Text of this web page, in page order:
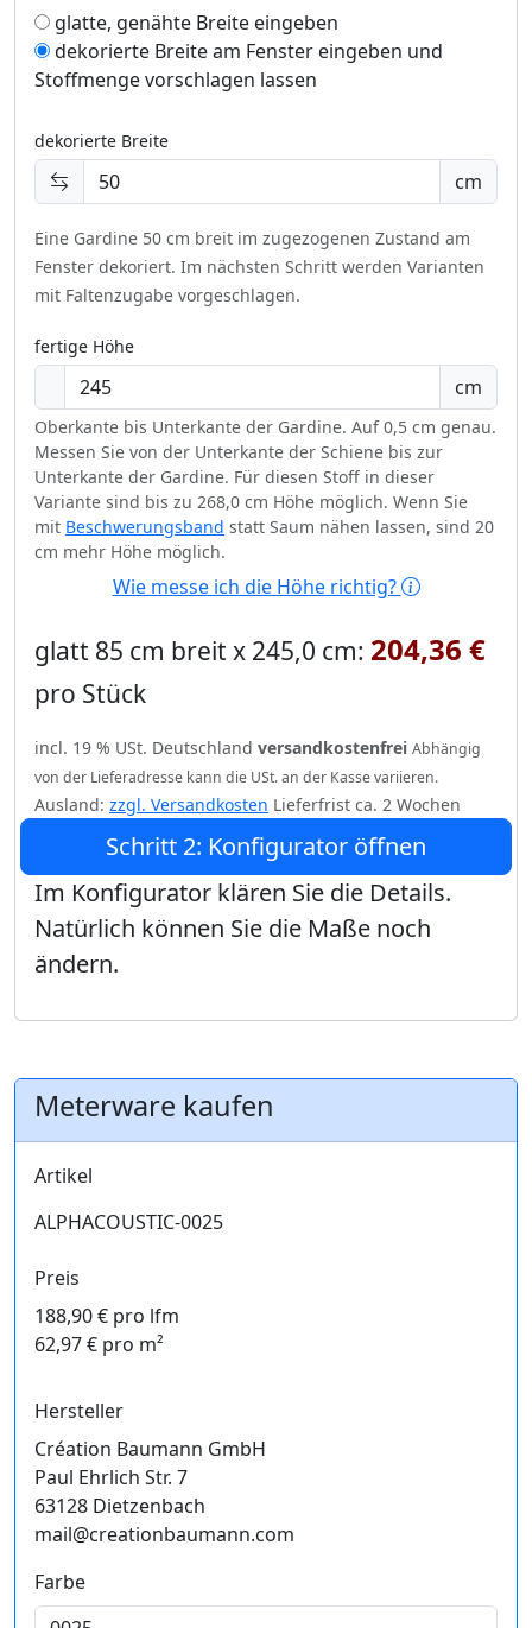
glatte, genähte Breite eingeben
dekorierte Breite am Fenster eingeben und
Stoffmenge vorschlagen lassen
dekorierte Breite
cm
Eine Gardine 50 cm breit im zugezogenen Zustand am
Fenster dekoriert. Im nächsten Schritt werden Varianten
mit Faltenzugabe vorgeschlagen.
fertige Höhe
cm
Oberkante bis Unterkante der Gardine. Auf 0,5 cm genau.
Messen Sie von der Unterkante der Schiene bis zur
Unterkante der Gardine. Für diesen Stoff in dieser
Variante sind bis zu 268,0 cm Höhe möglich. Wenn Sie
mit Beschwerungsband statt Saum nähen lassen, sind 20
cm mehr Höhe möglich.
Wie messe ich die Höhe richtig?
glatt 85 cm breit x 245,0 cm: 204,36 €
pro Stück
incl. 19 % USt. Deutschland versandkostenfrei Abhängig
von der Lieferadresse kann die USt. an der Kasse variieren.
Ausland: zzgl. Versandkosten Lieferfrist ca. 2 Wochen
Schritt 2: Konfigurator öffnen
Im Konfigurator klären Sie die Details.
Natürlich können Sie die Maße noch
ändern.
Meterware kaufen
Artikel
ALPHACOUSTIC-0025
Preis
188,90 € pro lfm
62,97 € pro m²
Hersteller
Création Baumann GmbH
Paul Ehrlich Str. 7
63128 Dietzenbach
mail@creationbaumann.com
Farbe